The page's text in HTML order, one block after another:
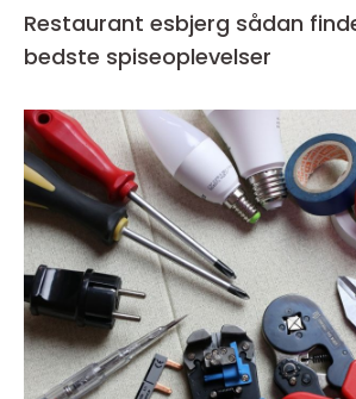
Restaurant esbjerg sådan finder du de
bedste spiseoplevelser